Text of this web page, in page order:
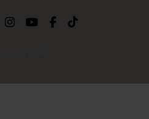
Link a instagram
Link a youtube
Link a facebook
Link a ticktok